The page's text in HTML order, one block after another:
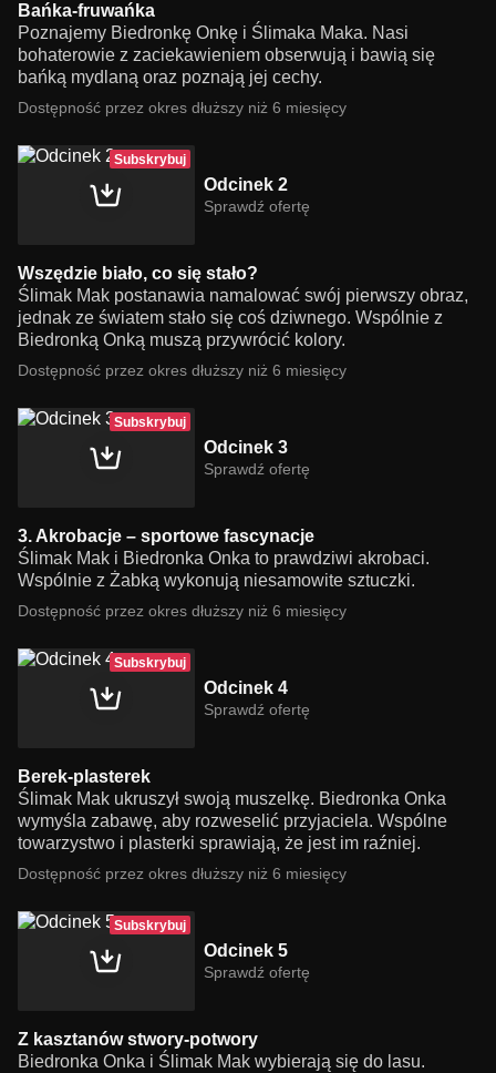
Bańka-fruwańka
Poznajemy Biedronkę Onkę i Ślimaka Maka. Nasi
bohaterowie z zaciekawieniem obserwują i bawią się
bańką mydlaną oraz poznają jej cechy.
Dostępność przez okres dłuższy niż 6 miesięcy
Subskrybuj
Odcinek 2
Sprawdź ofertę
Wszędzie biało, co się stało?
Ślimak Mak postanawia namalować swój pierwszy obraz,
jednak ze światem stało się coś dziwnego. Wspólnie z
Biedronką Onką muszą przywrócić kolory.
Dostępność przez okres dłuższy niż 6 miesięcy
Subskrybuj
Odcinek 3
Sprawdź ofertę
3. Akrobacje – sportowe fascynacje
Ślimak Mak i Biedronka Onka to prawdziwi akrobaci.
Wspólnie z Żabką wykonują niesamowite sztuczki.
Dostępność przez okres dłuższy niż 6 miesięcy
Subskrybuj
Odcinek 4
Sprawdź ofertę
Berek-plasterek
Ślimak Mak ukruszył swoją muszelkę. Biedronka Onka
wymyśla zabawę, aby rozweselić przyjaciela. Wspólne
towarzystwo i plasterki sprawiają, że jest im raźniej.
Dostępność przez okres dłuższy niż 6 miesięcy
Subskrybuj
Odcinek 5
Sprawdź ofertę
Z kasztanów stwory-potwory
Biedronka Onka i Ślimak Mak wybierają się do lasu.